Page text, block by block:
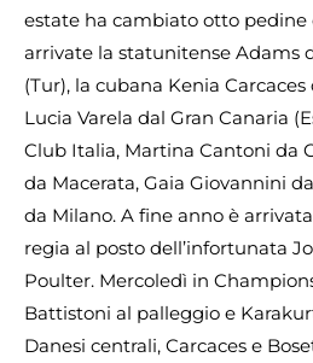
estate ha cambiato otto pedine
arrivate la statunitense Adams
(Tur), la cubana Kenia
Lucia Varela dal Gran Canaria
Club Italia, Martina Cantoni da
da Macerata, Gaia Giovannini
da Milano. A fine anno è
regia al posto dell’infortunata
Poulter. Mercoledì in
Battistoni al palleggio e
Danesi centrali, Carcaces e